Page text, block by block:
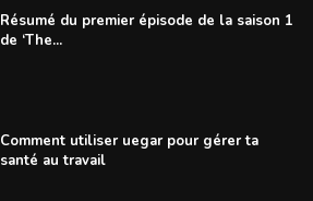
Résumé du premier épisode de la saison 1
de ‘The...
Comment utiliser uegar pour gérer ta
santé au travail